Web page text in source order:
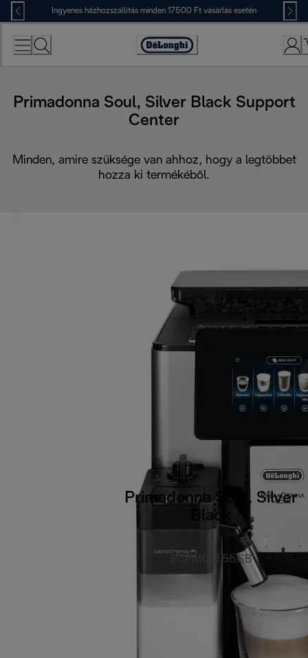
Skip
to
Content
Ingyenes házhozszállítás minden 17500 Ft vásárlás esetén
Accessibility
Primadonna Soul, Silver Black Support
Center
Minden, amire szüksége van ahhoz, hogy a legtöbbet
hozza ki termékéből.
Primadonna Soul, Silver
Black
ECAM612.55.SB